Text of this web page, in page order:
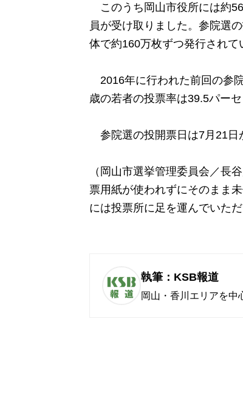
このうち岡山市役所には約
員が受け取りました。参院選
体で約160万枚ずつ発行されて
2016年に行われた前回の参
歳の若者の投票率は39.5パー
参院選の投開票日は7月21日
（岡山市選挙管理委員会／
票用紙が使われずにそのまま
には投票所に足を運んでいただ
執筆：KSB報道
岡山・香川エリアを中